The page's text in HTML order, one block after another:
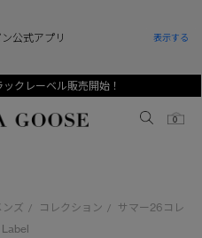
クレーベル販売開始！
Canada Goose
0
ンズ / コレクション /
サマー26コレ
公式アプリ 表示する